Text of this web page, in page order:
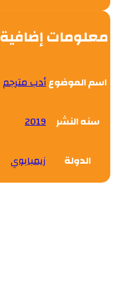
معلومات إضافية
اسم الموضوعأدب مترجم
سنه النشر 2019
الدولة زيمبابوي